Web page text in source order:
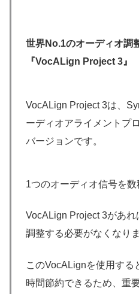
世界No.1のオーディオ調
『VocALign Project 3』
VocALign Project 3は、
ーディオアライメントプ
バージョンです。
1つのオーディオ信号を数
VocALign Project 3があ
調整する必要がなくなりま
このVocALignを使用する
時間節約できるため、重